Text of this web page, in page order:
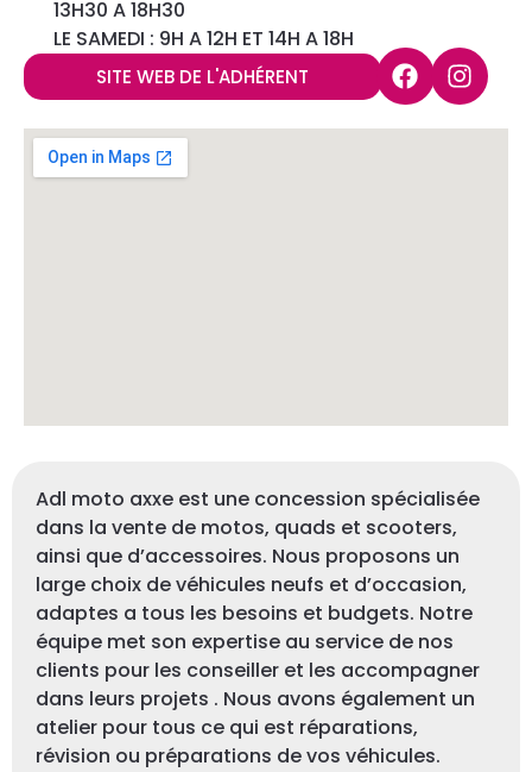
13H30 A 18H30
LE SAMEDI : 9H A 12H ET 14H A 18H
SITE WEB DE L'ADHÉRENT
Adl moto axxe est une concession spécialisée
dans la vente de motos, quads et scooters,
ainsi que d’accessoires. Nous proposons un
large choix de véhicules neufs et d’occasion,
adaptes a tous les besoins et budgets. Notre
équipe met son expertise au service de nos
clients pour les conseiller et les accompagner
dans leurs projets . Nous avons également un
atelier pour tous ce qui est réparations,
révision ou préparations de vos véhicules.